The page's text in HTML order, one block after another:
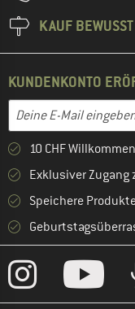
KAUF BEWUSST
KUNDENKONTO
E-Mail-Adresse
Gib hier deine E-
10 CHF
Exklusiver
Speichere